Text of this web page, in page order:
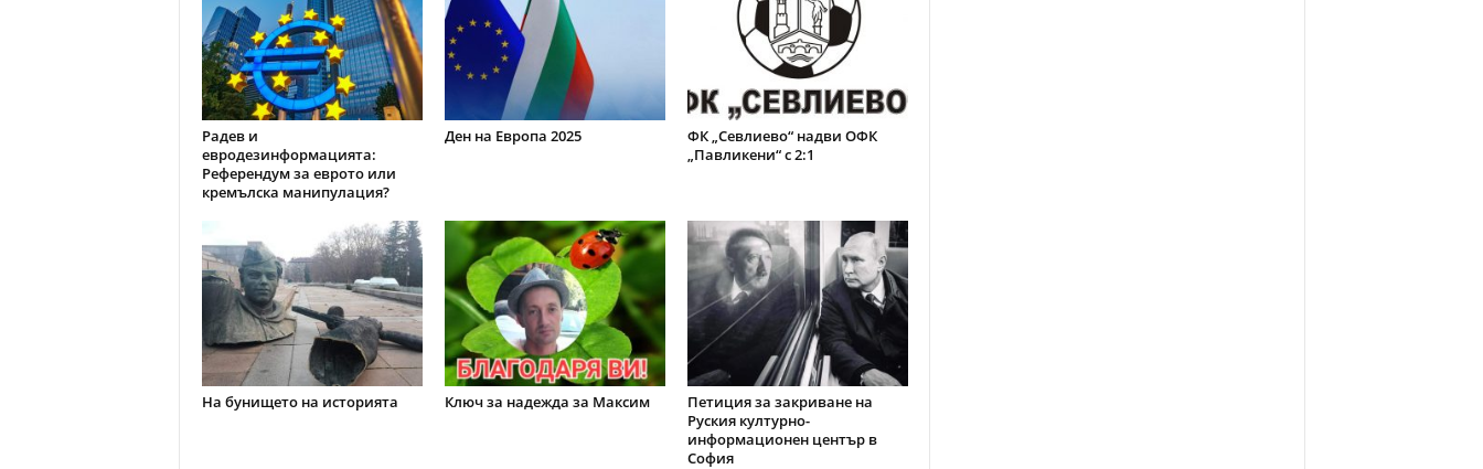
Радев и
евродезинформацията:
Референдум за еврото или
кремълска манипулация?
Ден на Европа 2025
ФК „Севлиево“ надви ОФК
„Павликени“ с 2:1
На бунището на историята Ключ за надежда за Максим
Петиция за закриване на
Руския културно-
информационен център в
София